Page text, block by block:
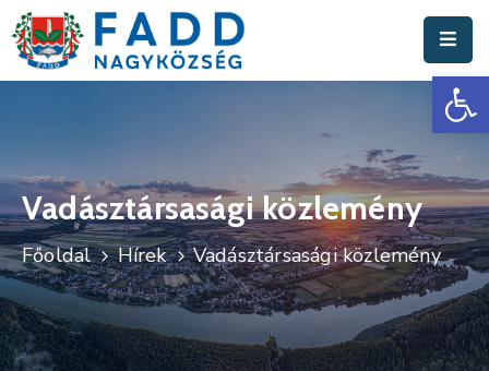
Polgármesteri
Hivatal
Fadd
Nagyközség
Turisztika
Vadásztársasági közlemény
Főoldal Hírek Vadásztársasági közlemény